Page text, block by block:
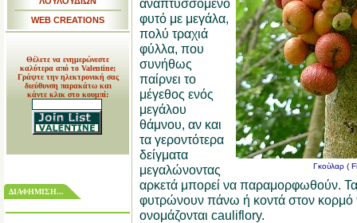
WEB CREATIONS
Θέλετε να ενημερώνεστε
καλύτερα από το Valentine;
Γράψτε την ηλεκτρονική σας
διεύθυνση παρακάτω και
κάντε κλικ στο κουμπί:
ΔΙΑΦΗΜΙΣΗ...
Γκούλαρ (
αναπτυσσόμενο
φυτό με μεγάλα,
πολύ τραχιά
φύλλα, που
συνήθως
παίρνει το
μέγεθος ενός
μεγάλου
θάμνου, αν και
τα γεροντότερα
δείγματα
μεγαλώνοντας
αρκετά μπορεί να παραμορφωθούν.
φυτρώνουν πάνω ή κοντά στον κορμό
ονομάζονται cauliflory.